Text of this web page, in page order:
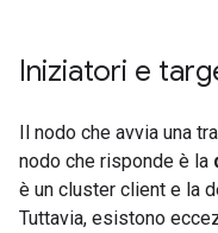
Iniziatori e
Il nodo che avvia una
nodo che risponde è la
è un cluster client e la
Tuttavia, esistono